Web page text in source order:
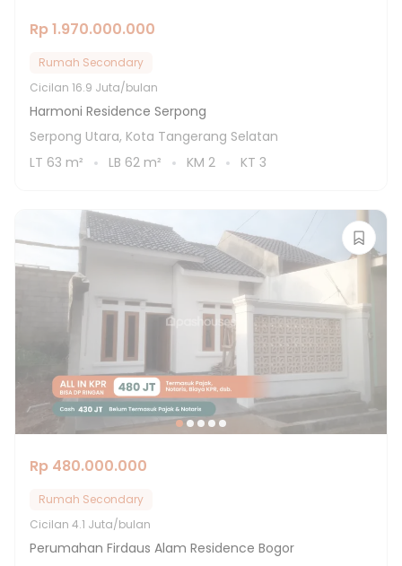
Rp 1.970.000.000
Rumah Secondary
Cicilan 16.9 Juta/bulan
Harmoni Residence Serpong
Serpong Utara, Kota Tangerang Selatan
LT 63 m² LB 62 m² KM 2 KT 3
Rp 480.000.000
Rumah Secondary
Cicilan 4.1 Juta/bulan
Perumahan Firdaus Alam Residence Bogor